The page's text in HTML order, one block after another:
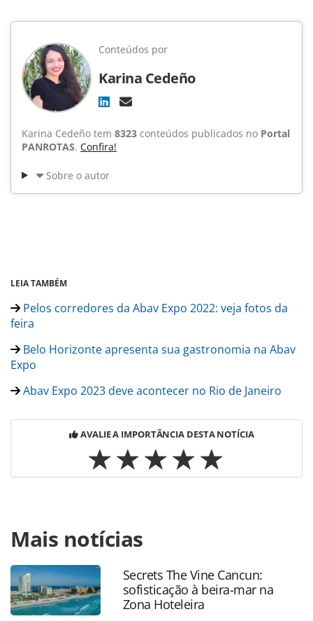
Conteúdos por
Karina Cedeño
Karina Cedeño tem 8323 conteúdos publicados no Portal
PANROTAS. Confira!
Sobre o autor
LEIA TAMBÉM
Pelos corredores da Abav Expo 2022: veja fotos da
feira
Belo Horizonte apresenta sua gastronomia na Abav
Expo
Abav Expo 2023 deve acontecer no Rio de Janeiro
AVALIE A IMPORTÂNCIA DESTA NOTÍCIA
https://www.panrotas.com.br/mercado/economia-e-
politica/2022/09/irrf-sera-reduzido-a-6-a-partir-de-
2023_191993.html ou as ferramentas oferecidas na página.
Todo o conteúdo produzido pela PANROTAS Editora é
protegido pela legislação brasileira sobre direito autoral.
Não reproduza o conteúdo sem autorização da PANROTAS
Mais notícias
Secrets The Vine Cancun:
sofisticação à beira-mar na
Zona Hoteleira